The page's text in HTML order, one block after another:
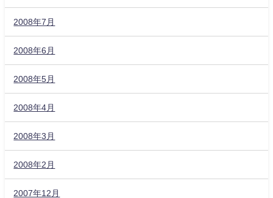
2008年7月
2008年6月
2008年5月
2008年4月
2008年3月
2008年2月
2007年12月